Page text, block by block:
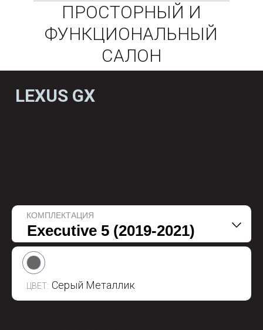
ПРОСТОРНЫЙ И
ФУНКЦИОНАЛЬНЫЙ
САЛОН
LEXUS GX
КОМПЛЕКТАЦИЯ
Executive 5 (2019-2021)
ЦВЕТ: Серый Металлик